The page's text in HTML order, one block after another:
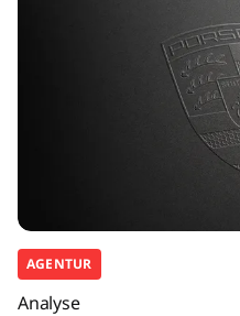
AGENTUR
Analyse